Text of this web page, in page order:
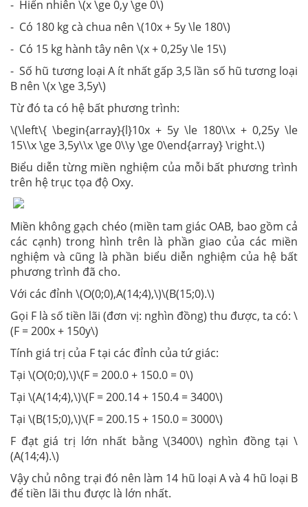
- Hiển nhiên \(x \ge 0,y \ge 0\)
- Có 180 kg cà chua nên \(10x + 5y \le 180\)
- Có 15 kg hành tây nên \(x + 0,25y \le 15\)
- Số hũ tương loại A ít nhất gấp 3,5 lần số hũ tương loại
B nên \(x \ge 3,5y\)
Từ đó ta có hệ bất phương trình:
\(\left\{ \begin{array}{l}10x + 5y \le 180\\x + 0,25y \le
15\\x \ge 3,5y\\x \ge 0\\y \ge 0\end{array} \right.\)
Biểu diễn từng miền nghiệm của mỗi bất phương trình
trên hệ trục tọa độ Oxy.
Miền không gạch chéo (miền tam giác OAB, bao gồm cả
các cạnh) trong hình trên là phần giao của các miền
nghiệm và cũng là phần biểu diễn nghiệm của hệ bất
phương trình đã cho.
Với các đỉnh \(O(0;0),A(14;4),\)\(B(15;0).\)
Gọi F là số tiền lãi (đơn vị: nghìn đồng) thu được, ta có: \
(F = 200x + 150y\)
Tính giá trị của F tại các đỉnh của tứ giác:
Tại \(O(0;0),\)\(F = 200.0 + 150.0 = 0\)
Tại \(A(14;4),\)\(F = 200.14 + 150.4 = 3400\)
Tại \(B(15;0),\)\(F = 200.15 + 150.0 = 3000\)
F đạt giá trị lớn nhất bằng \(3400\) nghìn đồng tại \
(A(14;4).\)
Vậy chủ nông trại đó nên làm 14 hũ loại A và 4 hũ loại B
để tiền lãi thu được là lớn nhất.